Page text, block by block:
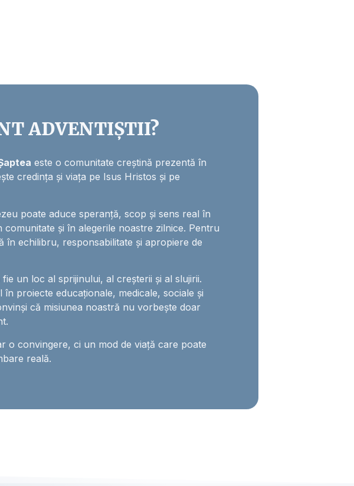
ADVENTIȘTII?
este o comunitate creștină prezentă în
credința și viața pe Isus Hristos și pe
poate aduce speranță, scop și sens real în
și în alegerile noastre zilnice. Pentru
în echilibru, responsabilitate și apropiere de
un loc al sprijinului, al creșterii și al slujirii.
proiecte educaționale, medicale, sociale și
că misiunea noastră nu vorbește doar
o convingere, ci un mod de viață care poate
reală.